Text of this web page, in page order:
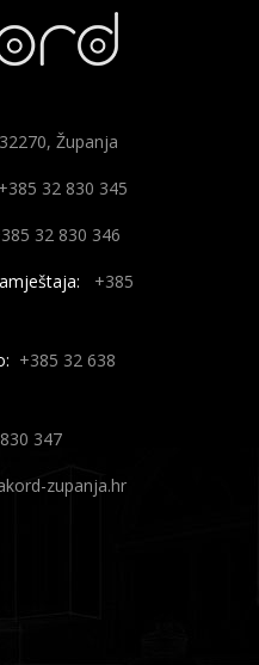
Županja
+385 32 830 345
32 830 346
+385
+385 32 638
347
zupanja.hr